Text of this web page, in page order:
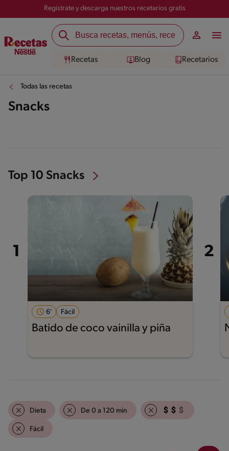
Registrate y descarga nuestros recetarios gratis
Recetas Blog Recetarios
Todas las recetas
Snacks
Top 10 Snacks
6' Fácil
Batido de coco vainilla y piña
Dieta De 0 a 120 min
Fácil